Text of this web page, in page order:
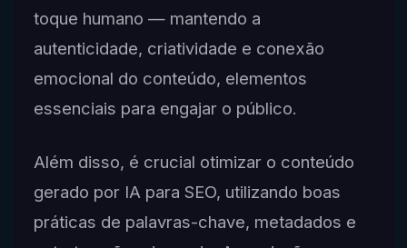
toque humano — mantendo a
autenticidade, criatividade e conexão
emocional do conteúdo, elementos
essenciais para engajar o público.
Além disso, é crucial otimizar o conteúdo
gerado por IA para SEO, utilizando boas
práticas de palavras-chave, metadados e